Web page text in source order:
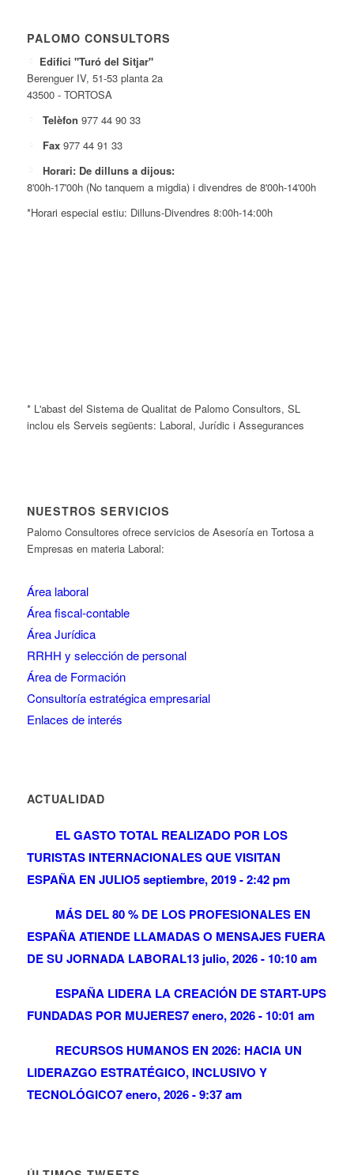
PALOMO CONSULTORS
Edifici "Turó del Sitjar"
Berenguer IV, 51-53 planta 2a
43500 - TORTOSA
Telèfon 977 44 90 33
Fax 977 44 91 33
Horari: De dilluns a dijous:
8'00h-17'00h (No tanquem a migdia) i divendres de 8'00h-14'00h
*Horari especial estiu: Dilluns-Divendres 8:00h-14:00h
* L'abast del Sistema de Qualitat de Palomo Consultors, SL
inclou els Serveis següents: Laboral, Jurídic i Assegurances
NUESTROS SERVICIOS
Palomo Consultores ofrece servicios de Asesoría en Tortosa a
Empresas en materia Laboral:
Área laboral
Área fiscal-contable
Área Jurídica
RRHH y selección de personal
Área de Formación
Consultoría estratégica empresarial
Enlaces de interés
ACTUALIDAD
EL GASTO TOTAL REALIZADO POR LOS
TURISTAS INTERNACIONALES QUE VISITAN
ESPAÑA EN JULIO5 septiembre, 2019 - 2:42 pm
MÁS DEL 80 % DE LOS PROFESIONALES EN
ESPAÑA ATIENDE LLAMADAS O MENSAJES FUERA
DE SU JORNADA LABORAL13 julio, 2026 - 10:10 am
ESPAÑA LIDERA LA CREACIÓN DE START-UPS
FUNDADAS POR MUJERES7 enero, 2026 - 10:01 am
RECURSOS HUMANOS EN 2026: HACIA UN
LIDERAZGO ESTRATÉGICO, INCLUSIVO Y
TECNOLÓGICO7 enero, 2026 - 9:37 am